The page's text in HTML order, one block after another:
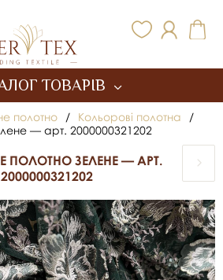
ТОВАРІВ
полотно / Кольорові полотна
/
— арт. 2000000321202
ПОЛОТНО ЗЕЛЕНЕ — АРТ.
2000000321202